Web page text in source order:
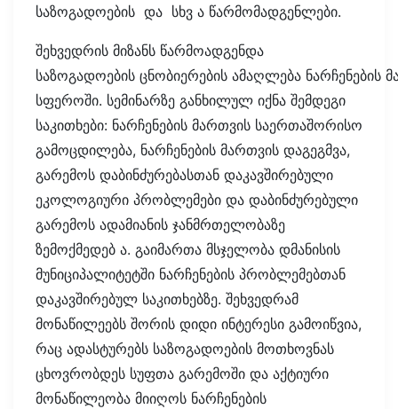
საზოგადოების და სხვ ა წარმომადგენლები.
შეხვედრის მიზანს წარმოადგენდა
საზოგადოების ცნობიერების ამაღლება ნარჩენების
სფეროში. სემინარზე განხილულ იქნა შემდეგი
საკითხები: ნარჩენების მართვის საერთაშორისო
გამოცდილება, ნარჩენების მართვის დაგეგმვა,
გარემოს დაბინძურებასთან დაკავშირებული
ეკოლოგიური პრობლემები და დაბინძურებული
გარემოს ადამიანის ჯანმრთელობაზე
ზემოქმედებ ა. გაიმართა მსჯელობა დმანისის
მუნიციპალიტეტში ნარჩენების პრობლემებთან
დაკავშირებულ საკითხებზე. შეხვედრამ
მონაწილეებს შორის დიდი ინტერესი გამოიწვია,
რაც ადასტურებს საზოგადოების მოთხოვნას
ცხოვრობდეს სუფთა გარემოში და აქტიური
მონაწილეობა მიიღოს ნარჩენების